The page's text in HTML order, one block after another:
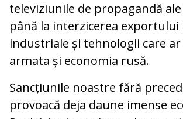
televiziunile de propagandă
până la interzicerea exportului
industriale și tehnologii care
armata și economia rusă.
Sancțiunile noastre fără
provoacă deja daune imense